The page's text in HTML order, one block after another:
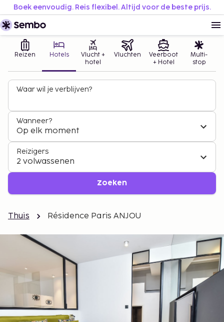
Boek eenvoudig. Reis flexibel. Altijd voor de beste prijs.
Reizen Hotels
Vlucht +
hotel
Vluchten
Veerboot
+ Hotel
Multi-
stop
Waar wil je verblijven?
Wanneer?
Op elk moment
Reizigers
2 volwassenen
Zoeken
Thuis Résidence Paris ANJOU